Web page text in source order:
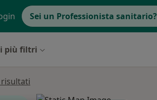
Sei un Professionista sanitario?
più filtri